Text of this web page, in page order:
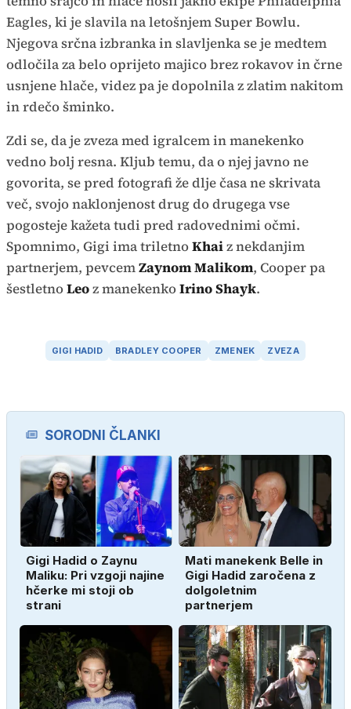
Eagles, ki je slavila na letošnjem Super Bowlu.
Njegova srčna izbranka in slavljenka se je medtem
odločila za belo oprijeto majico brez rokavov in črne
usnjene hlače, videz pa je dopolnila z zlatim nakitom
in rdečo šminko.
Zdi se, da je zveza med igralcem in manekenko
vedno bolj resna. Kljub temu, da o njej javno ne
govorita, se pred fotografi že dlje časa ne skrivata
več, svojo naklonjenost drug do drugega vse
pogosteje kažeta tudi pred radovednimi očmi.
Spomnimo, Gigi ima triletnoKhaiz nekdanjim
partnerjem, pevcemZaynom Malikom, Cooper pa
šestletnoLeoz manekenkoIrino Shayk.
GIGI HADID BRADLEY COOPER ZMENEK ZVEZA
SORODNI ČLANKI
Gigi Hadid o Zaynu
Maliku: Pri vzgoji najine
hčerke mi stoji ob
strani
Mati manekenk Belle in
Gigi Hadid zaročena z
dolgoletnim
partnerjem